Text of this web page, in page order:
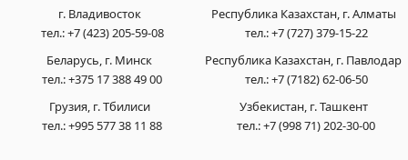
г. Владивосток
тел.:+7 (423) 205-59-08
Беларусь, г. Минск
тел.:+375 17 388 49 00
Грузия, г. Тбилиси
тел.:+995 577 38 11 88
Республика Казахстан, г. Алматы
тел.:+7 (727) 379-15-22
Республика Казахстан, г. Павлодар
тел.:+7 (7182) 62-06-50
Узбекистан, г. Ташкент
тел.:+7 (998 71) 202-30-00